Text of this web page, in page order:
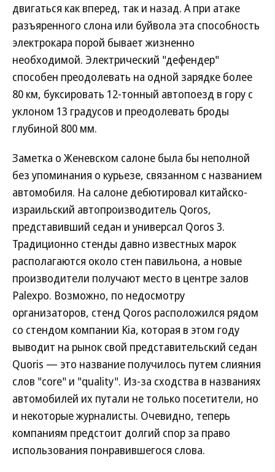
двигаться как вперед, так и назад. А при атаке
разъяренного слона или буйвола эта способность
электрокара порой бывает жизненно
необходимой. Электрический "дефендер"
способен преодолевать на одной зарядке более
80 км, буксировать 12-тонный автопоезд в гору с
уклоном 13 градусов и преодолевать броды
глубиной 800 мм.
Заметка о Женевском салоне была бы неполной
без упоминания о курьезе, связанном с названием
автомобиля. На салоне дебютировал китайско-
израильский автопроизводитель Qoros,
представивший седан и универсал Qoros 3.
Традиционно стенды давно известных марок
располагаются около стен павильона, а новые
производители получают место в центре залов
Palexpo. Возможно, по недосмотру
организаторов, стенд Qoros расположился рядом
со стендом компании Kia, которая в этом году
выводит на рынок свой представительский седан
Quoris — это название получилось путем слияния
слов "core" и "quality". Из-за сходства в названиях
автомобилей их путали не только посетители, но
и некоторые журналисты. Очевидно, теперь
компаниям предстоит долгий спор за право
использования понравившегося слова.